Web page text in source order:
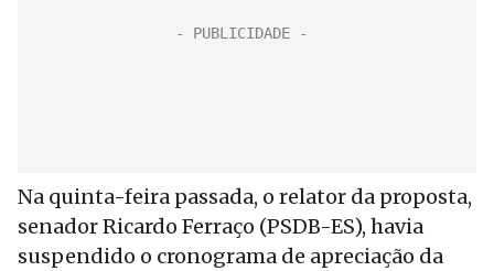
Na quinta-feira passada, o relator da proposta,
senador Ricardo Ferraço (PSDB-ES), havia
suspendido o cronograma de apreciação da